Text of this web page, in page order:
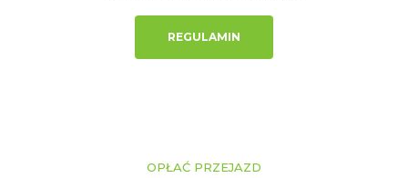
REGULAMIN
OPŁAĆ PRZEJAZD